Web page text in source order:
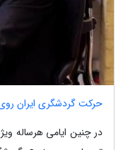
حرکت گردشگری ایران
در چنین ایامی هرساله